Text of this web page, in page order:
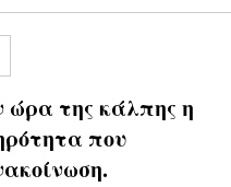
ώρα της κάλπης η
που